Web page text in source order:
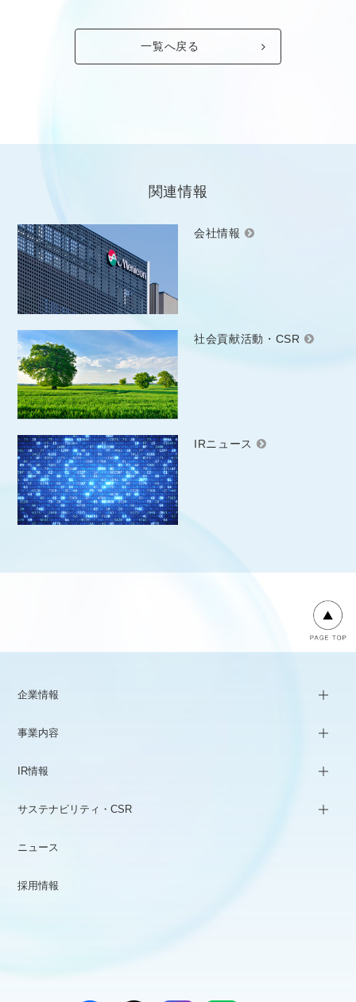
一覧へ戻る
関連情報
会社情報
社会貢献活動・CSR
IRニュース
企業情報
事業内容
IR情報
サステナビリティ・CSR
ニュース
採用情報